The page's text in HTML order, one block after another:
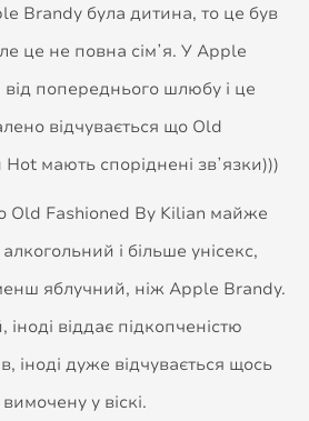
Brandy була дитина, то це був
це не повна сімʼя. У Apple
попереднього шлюбу і це
відчувається що Old
мають споріднені звʼязки)))
Old Fashioned By Kilian майже
і більше унісекс,
яблучний, ніж Apple Brandy.
віддає підкопченістю
іноді дуже відчувається щось
у віскі.